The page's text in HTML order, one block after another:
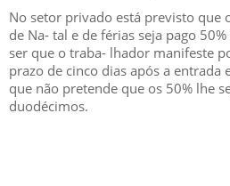
No setor privado está previsto que
de Na- tal e de férias seja pago
ser que o traba- lhador manifeste
prazo de cinco dias após a entrada
que não pretende que os 50% lhe
duodécimos.